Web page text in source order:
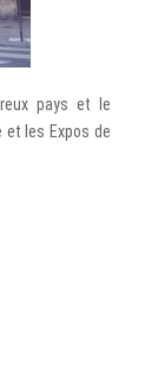
pays et le
et les Expos de